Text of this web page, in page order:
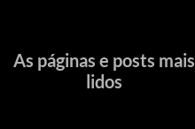
As páginas e posts mais
lidos